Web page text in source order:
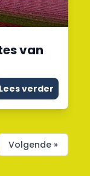
van
Lees verder
Volgende »